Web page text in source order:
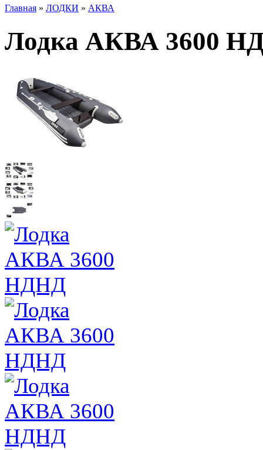
Главная » ЛОДКИ » АКВА
Лодка АКВА 3600